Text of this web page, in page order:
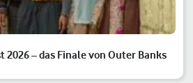
– das Finale von Outer Banks